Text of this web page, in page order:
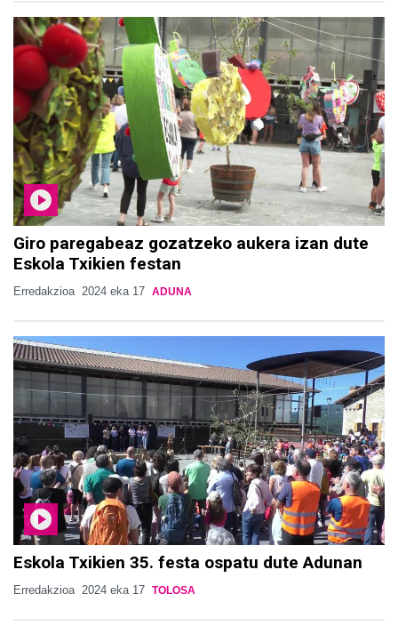
Giro paregabeaz gozatzeko aukera izan dute
Eskola Txikien festan
Erredakzioa 2024 eka 17 ADUNA
Eskola Txikien 35. festa ospatu dute Adunan
Erredakzioa 2024 eka 17 TOLOSA